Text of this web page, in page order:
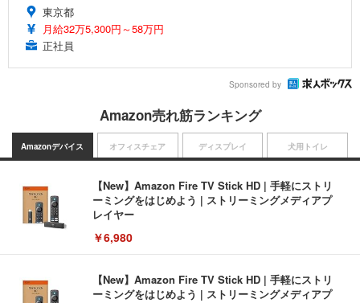
東京都
月給32万5,300円～58万円
正社員
Sponsored by
Amazon売れ筋ランキング
Amazonデバイス
【New】Amazon Fire TV Stick HD | 手軽にストリ
ーミングをはじめよう | ストリーミングメディアプ
レイヤー
￥6,980
【New】Amazon Fire TV Stick HD | 手軽にストリ
ーミングをはじめよう | ストリーミングメディアプ
オフィスチェア ディスプレイ 犬用トイレ